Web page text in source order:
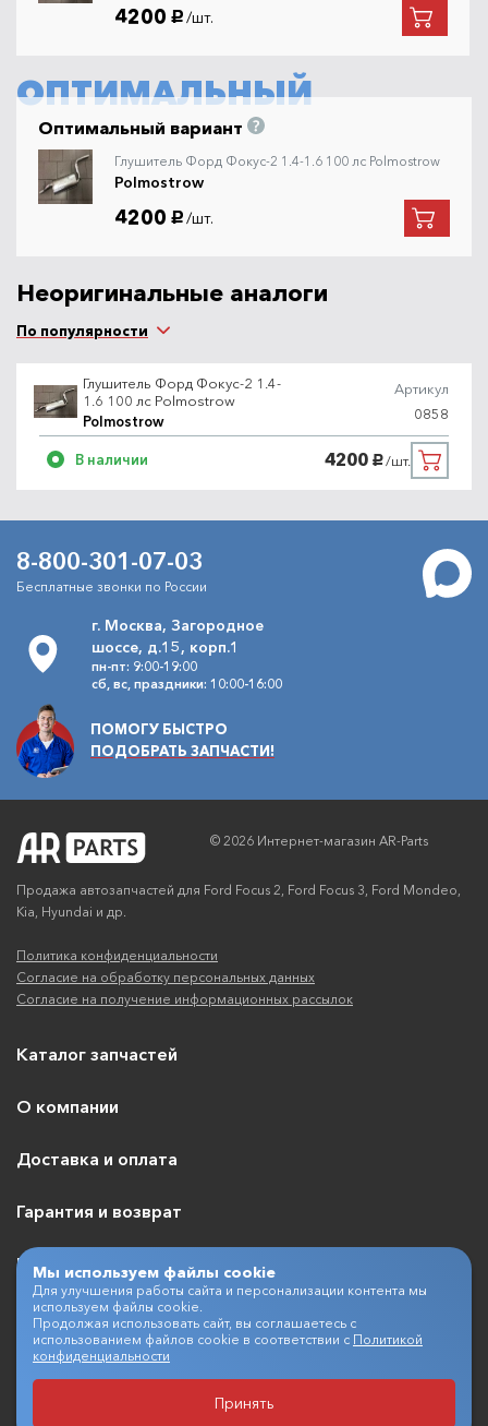
4200 руб. /шт.
ОПТИМАЛЬНЫЙ
Оптимальный вариант
Глушитель Форд Фокус-2 1.4-1.6 100 лс Polmostrow
Polmostrow
4200 руб. /шт.
Неоригинальные аналоги
По популярности
Глушитель Форд Фокус-2 1.4-
1.6 100 лс Polmostrow
Polmostrow
Артикул
0858
В наличии 4200 руб./шт.
8-800-301-07-03
Бесплатные звонки по России
г. Москва, Загородное
шоссе, д.15, корп.1
пн-пт: 9:00-19:00
сб, вс, праздники: 10:00-16:00
ПОМОГУ БЫСТРО
ПОДОБРАТЬ ЗАПЧАСТИ!
© 2026 Интернет-магазин AR-Parts
Продажа автозапчастей для Ford Focus 2, Ford Focus 3, Ford Mondeo,
Kia, Hyundai и др.
Политика конфиденциальности
Согласие на обработку персональных данных
Согласие на получение информационных рассылок
Каталог запчастей
О компании
Доставка и оплата
Гарантия и возврат
Контакты
+7 (495) 409-07-03
Разработка и продвижение
Мы используем файлы cookie
Для улучшения работы сайта и персонализации контента мы
используем файлы cookie.
Продолжая использовать сайт, вы соглашаетесь с
использованием файлов cookie в соответствии с Политикой
конфиденциальности
Принять